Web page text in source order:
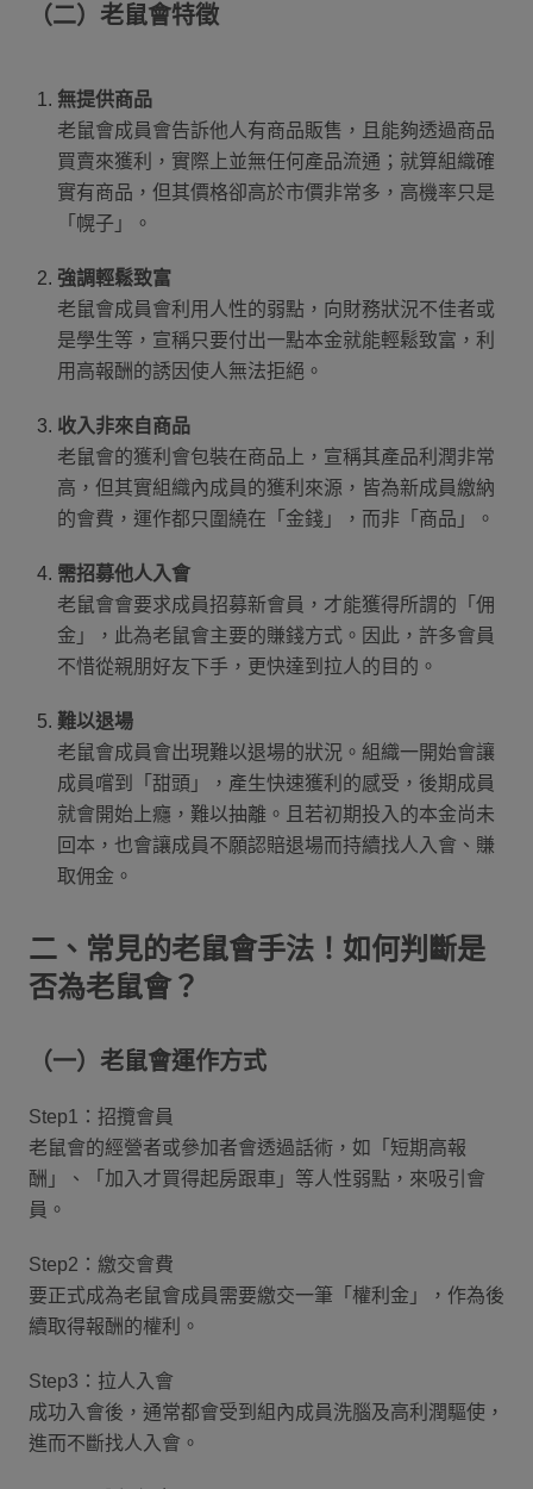
（二）老鼠會特徵
無提供商品
老鼠會成員會告訴他人有商品販售，且能夠透過商品
買賣來獲利，實際上並無任何產品流通；就算組織確
實有商品，但其價格卻高於市價非常多，高機率只是
「幌子」。
強調輕鬆致富
老鼠會成員會利用人性的弱點，向財務狀況不佳者或
是學生等，宣稱只要付出一點本金就能輕鬆致富，利
用高報酬的誘因使人無法拒絕。
收入非來自商品
老鼠會的獲利會包裝在商品上，宣稱其產品利潤非常
高，但其實組織內成員的獲利來源，皆為新成員繳納
的會費，運作都只圍繞在「金錢」，而非「商品」。
需招募他人入會
老鼠會會要求成員招募新會員，才能獲得所謂的「佣
金」，此為老鼠會主要的賺錢方式。因此，許多會員
不惜從親朋好友下手，更快達到拉人的目的。
難以退場
老鼠會成員會出現難以退場的狀況。組織一開始會讓
成員嚐到「甜頭」，產生快速獲利的感受，後期成員
就會開始上癮，難以抽離。且若初期投入的本金尚未
回本，也會讓成員不願認賠退場而持續找人入會、賺
取佣金。
二、常見的老鼠會手法！如何判斷是
否為老鼠會？
（一）老鼠會運作方式
Step1：招攬會員
老鼠會的經營者或參加者會透過話術，如「短期高報
酬」、「加入才買得起房跟車」等人性弱點，來吸引會
員。
Step2：繳交會費
要正式成為老鼠會成員需要繳交一筆「權利金」，作為後
續取得報酬的權利。
Step3：拉人入會
成功入會後，通常都會受到組內成員洗腦及高利潤驅使，
進而不斷找人入會。